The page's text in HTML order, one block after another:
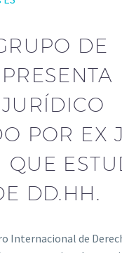
DE
POR EX
QUE
DD.HH.
Internacional de